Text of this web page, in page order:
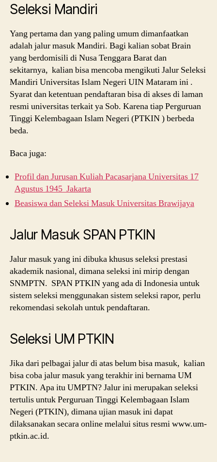
Seleksi Mandiri
Yang pertama dan yang paling umum dimanfaatkan
adalah jalur masuk Mandiri. Bagi kalian sobat Brain
yang berdomisili di Nusa Tenggara Barat dan
sekitarnya, kalian bisa mencoba mengikuti Jalur Seleksi
Mandiri Universitas Islam Negeri UIN Mataram ini .
Syarat dan ketentuan pendaftaran bisa di akses di laman
resmi universitas terkait ya Sob. Karena tiap Perguruan
Tinggi Kelembagaan Islam Negeri (PTKIN ) berbeda
beda.
Baca juga:
Profil dan Jurusan Kuliah Pacasarjana Universitas 17
Agustus 1945 Jakarta
Beasiswa dan Seleksi Masuk Universitas Brawijaya
Jalur Masuk SPAN PTKIN
Jalur masuk yang ini dibuka khusus seleksi prestasi
akademik nasional, dimana seleksi ini mirip dengan
SNMPTN. SPAN PTKIN yang ada di Indonesia untuk
sistem seleksi menggunakan sistem seleksi rapor, perlu
rekomendasi sekolah untuk pendaftaran.
Seleksi UM PTKIN
Jika dari pelbagai jalur di atas belum bisa masuk, kalian
bisa coba jalur masuk yang terakhir ini bernama UM
PTKIN. Apa itu UMPTN? Jalur ini merupakan seleksi
tertulis untuk Perguruan Tinggi Kelembagaan Islam
Negeri (PTKIN), dimana ujian masuk ini dapat
dilaksanakan secara online melalui situs resmi www.um-
ptkin.ac.id.